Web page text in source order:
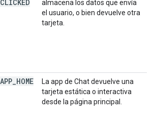
CLICKED
almacena los datos que envía
el usuario, o bien devuelve otra
tarjeta.
APP HOME
La app de Chat devuelve una
tarjeta estática o interactiva
desde la página principal.